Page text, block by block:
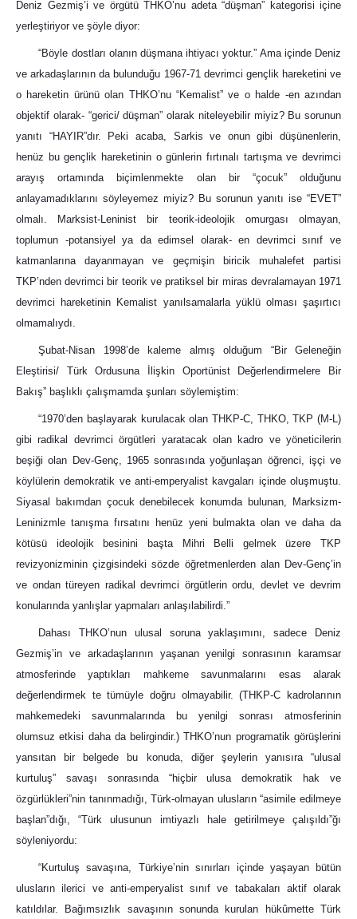
Deniz Gezmiş’i ve örgütü THKO’nu adeta “düşman” kategorisi içine
yerleştiriyor ve şöyle diyor:
“Böyle dostları olanın düşmana ihtiyacı yoktur.” Ama içinde Deniz
ve arkadaşlarının da bulunduğu 1967-71 devrimci gençlik hareketini ve
o hareketin ürünü olan THKO’nu “Kemalist” ve o halde -en azından
objektif olarak- “gerici/ düşman” olarak niteleyebilir miyiz? Bu sorunun
yanıtı “HAYIR”dır. Peki acaba, Sarkis ve onun gibi düşünenlerin,
henüz bu gençlik hareketinin o günlerin fırtınalı tartışma ve devrimci
arayış ortamında biçimlenmekte olan bir “çocuk” olduğunu
anlayamadıklarını söyleyemez miyiz? Bu sorunun yanıtı ise “EVET”
olmalı. Marksist-Leninist bir teorik-ideolojik omurgası olmayan,
toplumun -potansiyel ya da edimsel olarak- en devrimci sınıf ve
katmanlarına dayanmayan ve geçmişin biricik muhalefet partisi
TKP’nden devrimci bir teorik ve pratiksel bir miras devralamayan 1971
devrimci hareketinin Kemalist yanılsamalarla yüklü olması şaşırtıcı
olmamalıydı.
Şubat-Nisan 1998’de kaleme almış olduğum “Bir Geleneğin
Eleştirisi/ Türk Ordusuna İlişkin Oportünist Değerlendirmelere Bir
Bakış” başlıklı çalışmamda şunları söylemiştim:
“1970’den başlayarak kurulacak olan THKP-C, THKO, TKP (M-L)
gibi radikal devrimci örgütleri yaratacak olan kadro ve yöneticilerin
beşiği olan Dev-Genç, 1965 sonrasında yoğunlaşan öğrenci, işçi ve
köylülerin demokratik ve anti-emperyalist kavgaları içinde oluşmuştu.
Siyasal bakımdan çocuk denebilecek konumda bulunan, Marksizm-
Leninizmle tanışma fırsatını henüz yeni bulmakta olan ve daha da
kötüsü ideolojik besinini başta Mihri Belli gelmek üzere TKP
revizyonizminin çizgisindeki sözde öğretmenlerden alan Dev-Genç’in
ve ondan türeyen radikal devrimci örgütlerin ordu, devlet ve devrim
konularında yanlışlar yapmaları anlaşılabilirdi.”
Dahası THKO’nun ulusal soruna yaklaşımını, sadece Deniz
Gezmiş’in ve arkadaşlarının yaşanan yenilgi sonrasının karamsar
atmosferinde yaptıkları mahkeme savunmalarını esas alarak
değerlendirmek te tümüyle doğru olmayabilir. (THKP-C kadrolarının
mahkemedeki savunmalarında bu yenilgi sonrası atmosferinin
olumsuz etkisi daha da belirgindir.) THKO’nun programatik görüşlerini
yansıtan bir belgede bu konuda, diğer şeylerin yanısıra “ulusal
kurtuluş” savaşı sonrasında “hiçbir ulusa demokratik hak ve
özgürlükleri”nin tanınmadığı, Türk-olmayan ulusların “asimile edilmeye
başlan”dığı, “Türk ulusunun imtiyazlı hale getirilmeye çalışıldı”ğı
söyleniyordu:
“Kurtuluş savaşına, Türkiye’nin sınırları içinde yaşayan bütün
ulusların ilerici ve anti-emperyalist sınıf ve tabakaları aktif olarak
katıldılar. Bağımsızlık savaşının sonunda kurulan hükûmette Türk